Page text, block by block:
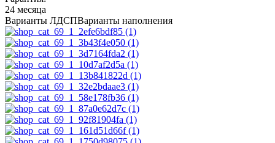
24 месяца
Варианты ЛДСПВарианты наполнения